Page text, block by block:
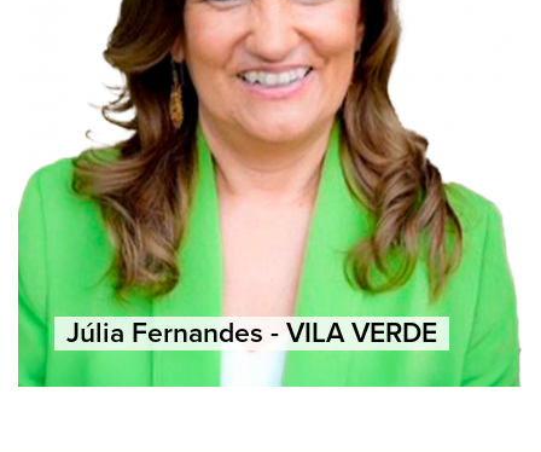
Júlia Fernandes - VILA VERDE